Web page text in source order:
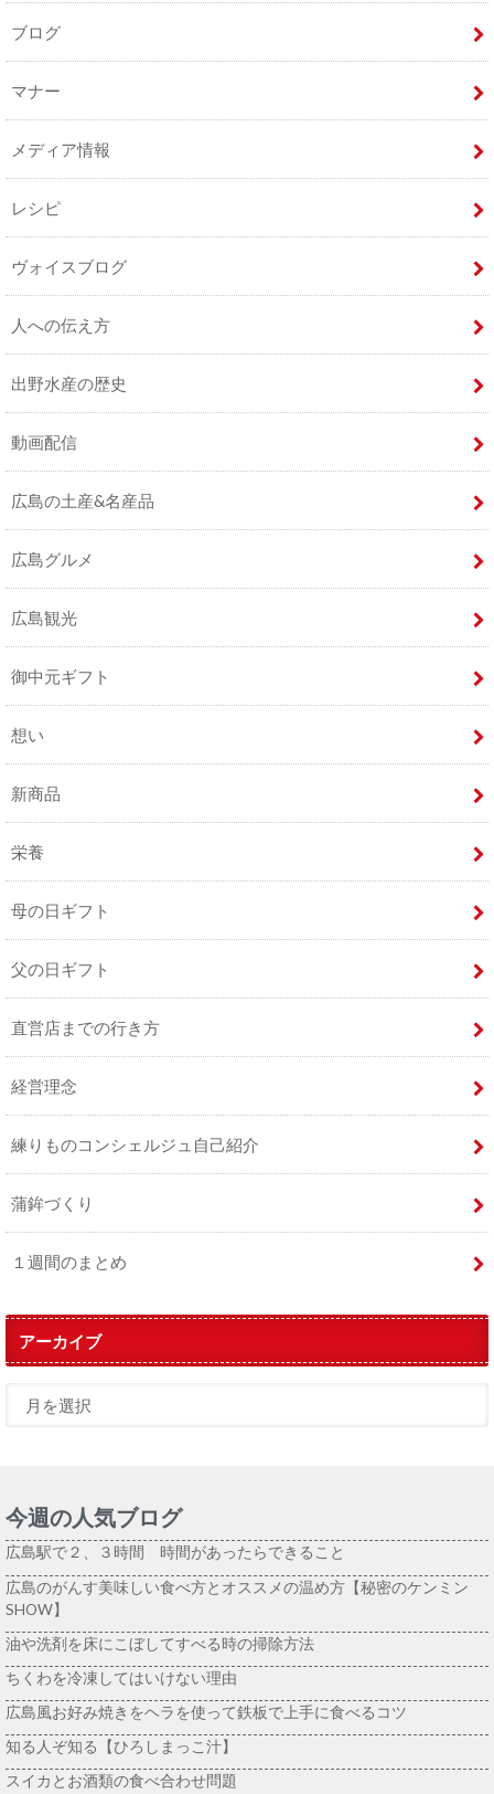
ブログ
マナー
メディア情報
レシピ
ヴォイスブログ
人への伝え方
出野水産の歴史
動画配信
広島の土産&名産品
広島グルメ
広島観光
御中元ギフト
想い
新商品
栄養
母の日ギフト
父の日ギフト
直営店までの行き方
経営理念
練りものコンシェルジュ自己紹介
蒲鉾づくり
１週間のまとめ
アーカイブ
今週の人気ブログ
広島駅で２、３時間 時間があったらできること
広島のがんす美味しい食べ方とオススメの温め方【秘密のケンミン
SHOW】
油や洗剤を床にこぼしてすべる時の掃除方法
ちくわを冷凍してはいけない理由
広島風お好み焼きをヘラを使って鉄板で上手に食べるコツ
知る人ぞ知る【ひろしまっこ汁】
スイカとお酒類の食べ合わせ問題